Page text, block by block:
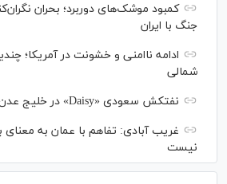
کمبود موشک‌های دوربرد؛ بحران
جنگ با ایران
ادامه ناامنی و خشونت در آمریکا؛
شمالی
نفتکش سعودی «Daisy» در خلیج عدن هدف قرار گرفت
غریب آبادی: تفاهم با عمان به معنای
نیست